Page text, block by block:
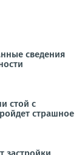
сведения
стой с
страшное